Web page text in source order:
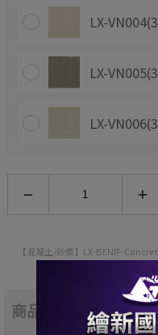
LX-
LX-
LX-
【混凝土/砂漿】LX-BENIF-
商品簡介